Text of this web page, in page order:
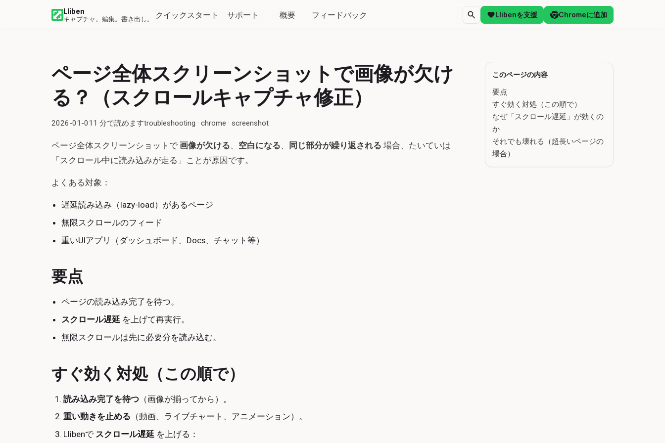
Lliben
キャプチャ。編集。書き出し。 クイックスタート サポート 概要 フィードバック Llibenを支援 Chromeに追加
ページ全体スクリーンショットで画像が欠け
る？（スクロールキャプチャ修正）
2026-01-01 1 分で読めますtroubleshooting · chrome · screenshot
ページ全体スクリーンショットで 画像が欠ける、 空白になる、 同じ部分が繰り返される 場合、たいていは
「スクロール中に読み込みが走る」ことが原因です。
よくある対象：
遅延読み込み（lazy-load）があるページ
無限スクロールのフィード
重いUIアプリ（ダッシュボード、Docs、チャット等）
要点
ページの読み込み完了を待つ。
スクロール遅延 を上げて再実行。
無限スクロールは先に必要分を読み込む。
すぐ効く対処（この順で）
読み込み完了を待つ（画像が揃ってから）。
重い動きを止める （動画、ライブチャート、アニメーション）。
Llibenで スクロール遅延を上げる：
このページの内容
要点
すぐ効く対処（この順で）
なぜ「スクロール遅延」が効くの
か
それでも壊れる（超長いページの
場合）